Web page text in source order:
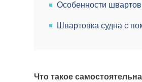
Особенности
Швартовка судна с
Что такое